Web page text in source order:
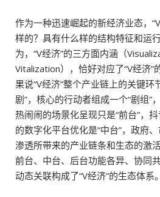
作为一种迅速崛起的新经济业态，
样的？具有什么样的结构特征和运
为，“V经济”的三方面内涵（
Vitalization），恰好对应了“V经济”
果说“V经济”整个产业链上的关键环
剧”，核心的行动者组成一个“剧组”
热闹闹的场景化呈现只是“前台”，
的数字化平台优化是“中台”，政府
渗透所带来的产业链条和生态的激活
前台、中台、后台功能各异、协同
动态关联构成了“V经济”的生态体系。